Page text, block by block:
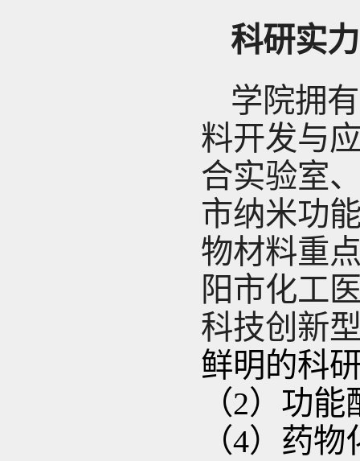
科研实力
学院拥
料开发与
合实验室
市纳米功
物材料重
阳市化工
科技创新
鲜明的科
（2）功
（4）药